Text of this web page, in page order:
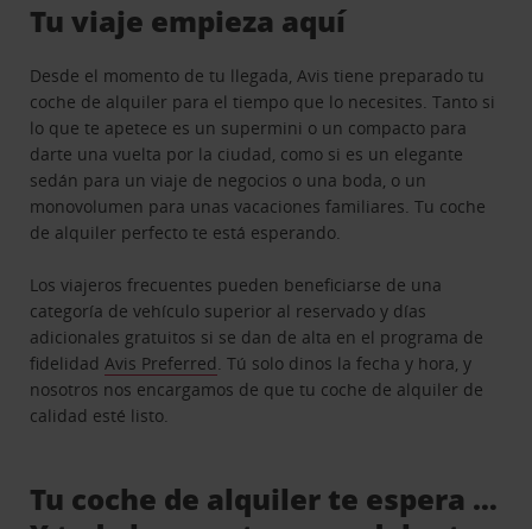
Tu viaje empieza aquí
Desde el momento de tu llegada, Avis tiene preparado tu
coche de alquiler para el tiempo que lo necesites. Tanto si
lo que te apetece es un supermini o un compacto para
darte una vuelta por la ciudad, como si es un elegante
sedán para un viaje de negocios o una boda, o un
monovolumen para unas vacaciones familiares. Tu coche
de alquiler perfecto te está esperando.
Los viajeros frecuentes pueden beneficiarse de una
categoría de vehículo superior al reservado y días
adicionales gratuitos si se dan de alta en el programa de
fidelidadAvis Preferred. Tú solo dinos la fecha y hora, y
nosotros nos encargamos de que tu coche de alquiler de
calidad esté listo.
Tu coche de alquiler te espera …